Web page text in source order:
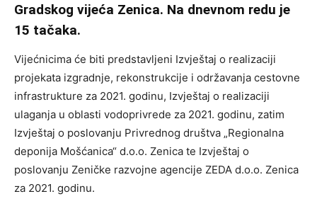
Gradskog vijeća Zenica. Na dnevnom redu je
15 tačaka.
Vijećnicima će biti predstavljeni Izvještaj o realizaciji
projekata izgradnje, rekonstrukcije i održavanja cestovne
infrastrukture za 2021. godinu, Izvještaj o realizaciji
ulaganja u oblasti vodoprivrede za 2021. godinu, zatim
Izvještaj o poslovanju Privrednog društva „Regionalna
deponija Mošćanica“ d.o.o. Zenica te Izvještaj o
poslovanju Zeničke razvojne agencije ZEDA d.o.o. Zenica
za 2021. godinu.